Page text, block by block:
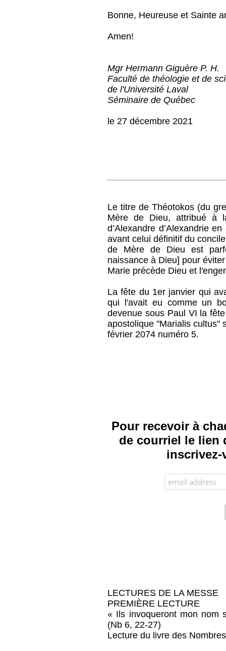
Bonne, Heureuse et Sainte
Amen!
Mgr Hermann Giguère P. H.
Faculté de théologie et de
de l'Université Laval
Séminaire de Québec
le 27 décembre 2021
Le titre de Théotokos (du
Mère de Dieu, attribué à
d’Alexandre d’Alexandrie
avant celui définitif du
de Mère de Dieu est
naissance à Dieu] pour
Marie précède Dieu et
La fête du 1er janvier qui
qui l'avait eu comme un
devenue sous Paul VI la
apostolique "Marialis cultus"
février 2074 numéro 5.
Pour recevoir à
de courriel le lien
LECTURES DE LA MESSE
PREMIÈRE LECTURE
« Ils invoqueront mon nom
(Nb 6, 22-27)
Lecture du livre des Nombres